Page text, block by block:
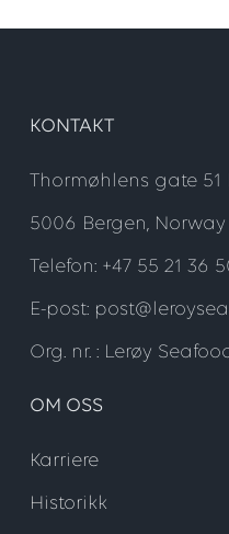
KONTAKT
Thormøhlens gate 51
5006 Bergen, Norway
Telefon: +47 55 21 36
E-post:
Org. nr. : Lerøy
OM OSS
Karriere
Historikk